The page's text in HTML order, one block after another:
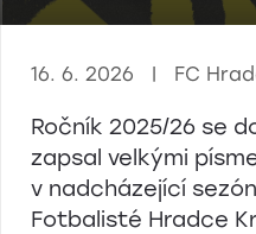
16. 6. 2026 | FC
Ročník 2025/26 se
zapsal velkými
v nadcházející
Fotbalisté Hradce